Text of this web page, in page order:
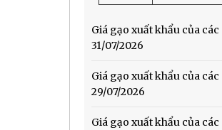
Giá gạo xuất khẩu của
31/07/2026
Giá gạo xuất khẩu của
29/07/2026
Giá gạo xuất khẩu của